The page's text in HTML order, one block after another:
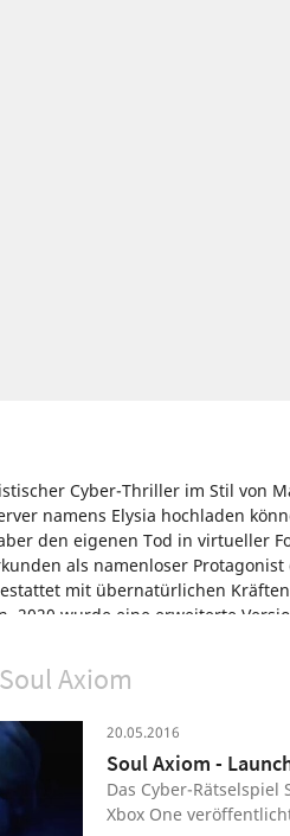
Cyber-Thriller im Stil von
namens Elysia hochladen
den eigenen Tod in virtueller
als namenloser
mit übernatürlichen
2020 wurde eine erweiterte
Wii U Xbox One
Axiom
20.05.2016
Soul Axiom -
Das Cyber-Rätselspiel
Xbox One